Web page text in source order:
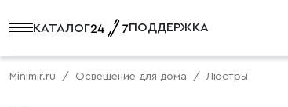
КАТАЛОГ ПОДДЕРЖКА
Minimir.ru Освещение для дома Люстры